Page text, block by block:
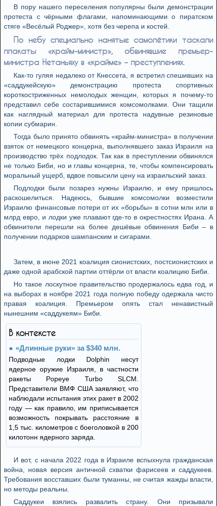
В пору нашего переселения популярны были демонстрации
протеста с чёрными флагами, напоминающими о пиратском
стяге «Весёлый Роджер», хотя без черепа и костей.
По небу специально нанятые самолётики таскали
плакаты «крайм-министр», обвинявшие премьер-
министра Нетаньяху в «крайме» – преступлениях.
Как-то гуляя недалеко от Кнессета, я встретил спешивших на
«саддукейскую» демонстрацию протеста спортивных
короткостриженных немолодых женщин, которых я почему-то
представил себе состарившимися комсомолками. Они тащили
как наглядный материал для протеста надувные резиновые
копии субмарин.
Тогда было принято обвинять «крайм-министра» в получении
взяток от немецкого концерна, выполнявшего заказ Израиля на
производство трёх подлодок. Так как в преступлении обвинялся
не только Биби, но и главы концерна, те, чтобы компенсировать
моральный ущерб, вдвое повысили цену на израильский заказ.
Подлодки были позарез нужны Израилю, и ему пришлось
раскошелиться. Надеюсь, бывшие комсомолки возместили
Израилю финансовые потери от их «борьбы» в сотни млн или в
млрд евро, и лодки уже плавают где-то в окрестностях Ирана. А
обвинители перешли на более дешёвые обвинения Биби – в
получении подарков шампанским и сигарами.
Затем, в июне 2021 коалиция сионистских, постсионистских и
даже одной арабской партии оттёрли от власти коалицию Биби.
Но такое лоскутное правительство продержалось едва год, и
на выборах в ноябре 2021 года полную победу одержала чисто
правая коалиция. Премьером опять стал ненавистный
нынешним «саддукеям» Биби.
В контексте
«Длинные руки» за $340 млн.
Подводные лодки Dolphin несут
ядерное оружие Израиля, в частности
ракеты Popeye Turbo SLCM.
Представители ВМФ США заявляют, что
наблюдали испытания этих ракет в 2002
году — как правило, им приписывается
возможность покрывать расстояние в
1,5 тыс. километров с боеголовкой в 200
килотонн ядерного заряда.
И вот, с начала 2022 года в Израиле вспыхнула гражданская
война, новая версия античной схватки фарисеев и саддукеев.
Требования восставших были туманны, не считая жажды власти,
но методы реальны.
Саддукеи взялись развалить страну. Они призывали